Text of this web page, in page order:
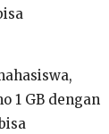
1 GB dengan